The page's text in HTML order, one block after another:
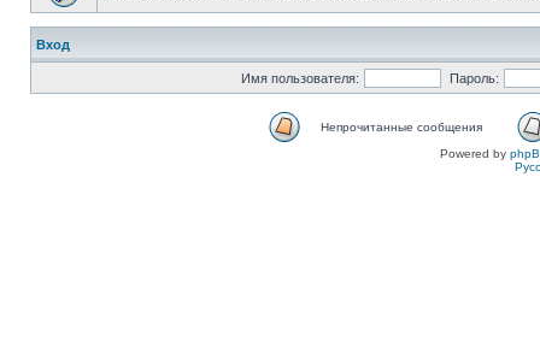
Вход
Имя пользователя: Пароль:
Непрочитанные сообщения
Powered by